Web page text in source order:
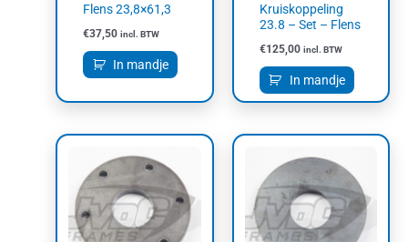
Flens 23,8×61,3
€37,50 incl. BTW
In mandje
Kruiskoppeling
23.8 – Set – Flens
€125,00 incl. BTW
In mandje